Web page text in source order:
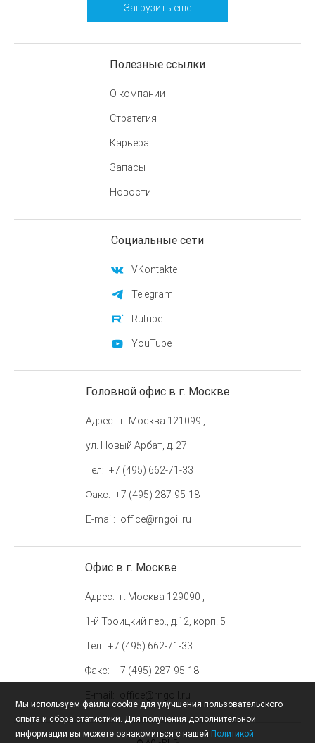
Загрузить ещё
Полезные ссылки
О компании
Стратегия
Карьера
Запасы
Новости
Социальные сети
VKontakte
Telegram
Rutube
YouTube
Головной офис в г. Москве
Адрес
г. Москва 121099 ,
ул. Новый Арбат, д. 27
Тел
+7 (495) 662-71-33
Факс
+7 (495) 287-95-18
E-mail
office@rngoil.ru
Офис в г. Москве
Адрес
г. Москва 129090 ,
1-й Троицкий пер., д.12, корп. 5
Тел
+7 (495) 662-71-33
Факс
+7 (495) 287-95-18
E-mail
office@rngoil.ru
Мы используем файлы cookie для улучшения пользовательского
опыта и сбора статистики. Для получения дополнительной
информации вы можете ознакомиться с нашей Политикой